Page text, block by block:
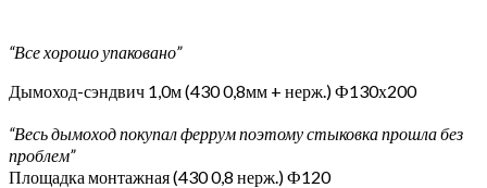
“Все хорошо упаковано”
Дымоход-сэндвич 1,0м (430 0,8мм + нерж.) Ф130х200
“Весь дымоход покупал феррум поэтому стыковка прошла без
проблем”
Площадка монтажная (430 0,8 нерж.) Ф120